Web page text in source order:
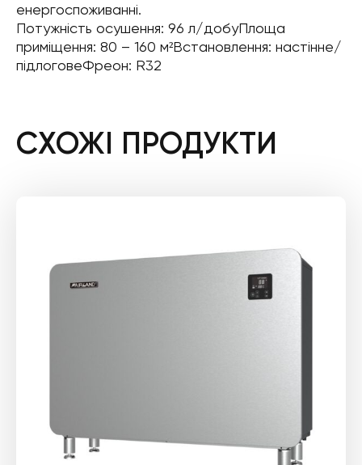
енергоспоживанні.
Потужність осушення: 96 л/добуПлоща
приміщення: 80 – 160 м²Встановлення: настінне/
підлоговеФреон: R32
СХОЖІ ПРОДУКТИ